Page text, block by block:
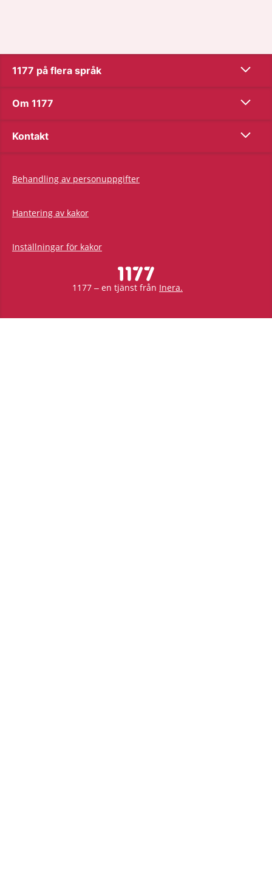
1177 på flera språk Show
Om 1177 Show
Kontakt Show
Behandling av personuppgifter
Hantering av kakor
Inställningar för kakor
1177 – en tjänst från Inera.